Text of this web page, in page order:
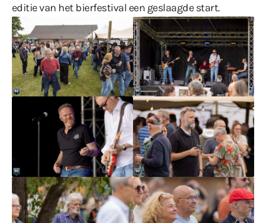
editie van het bierfestival een geslaagde start.